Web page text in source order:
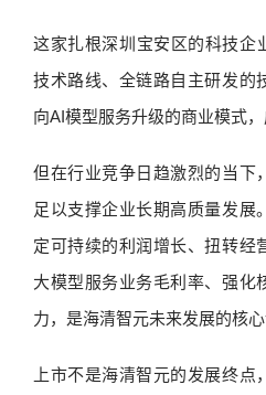
这家扎根深圳宝安区的科技企
技术路线、全链路自主研发的
向AI模型服务升级的商业模式
但在行业竞争日趋激烈的当下
足以支撑企业长期高质量发展
定可持续的利润增长、扭转经
大模型服务业务毛利率、强化
力，是海清智元未来发展的核心
上市不是海清智元的发展终